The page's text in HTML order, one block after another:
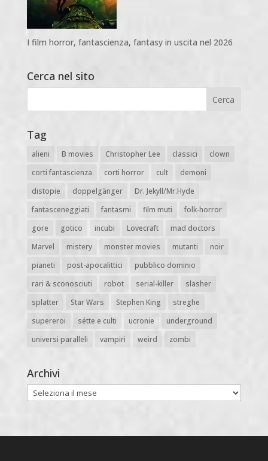
I film horror, fantascienza, fantasy in uscita nel 2026
Cerca nel sito
Tag
alieni B movies Christopher Lee classici
clown
corti fantascienza
corti horror cult
demoni
distopie
doppelgänger
Dr. Jekyll/Mr.Hyde
fantasceneggiati
fantasmi film muti
folk-horror
gore
gotico incubi Lovecraft
mad doctors
Marvel
mistery monster movies mutanti
noir
pianeti
post-apocalittici
pubblico dominio
rari & sconosciuti
robot serial-killer
slasher
splatter
Star Wars Stephen King
streghe
supereroi
sétte e culti ucronie
underground
universi paralleli
vampiri weird zombi
Archivi
Archivi